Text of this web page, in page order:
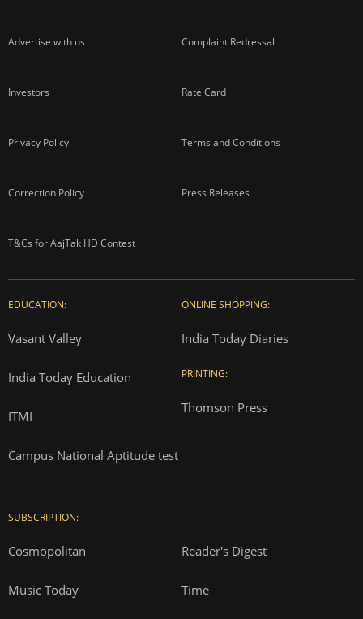
Advertise with us Complaint Redressal
Investors Rate Card
Privacy Policy Terms and Conditions
Correction Policy Press Releases
T&Cs for AajTak HD Contest
EDUCATION:
Vasant Valley
India Today Education
ITMI
Campus National Aptitude test
ONLINE SHOPPING:
India Today Diaries
PRINTING:
Thomson Press
SUBSCRIPTION:
Cosmopolitan Reader's Digest
Music Today Time